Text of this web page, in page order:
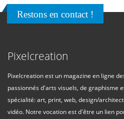
Restons en contact !
Pixelcreation
Pixelcreation est un magazine en ligne
passionnés d'arts visuels, de graphisme
spécialité: art, print, web, design/
vidéo. Notre vocation est d'être un lien